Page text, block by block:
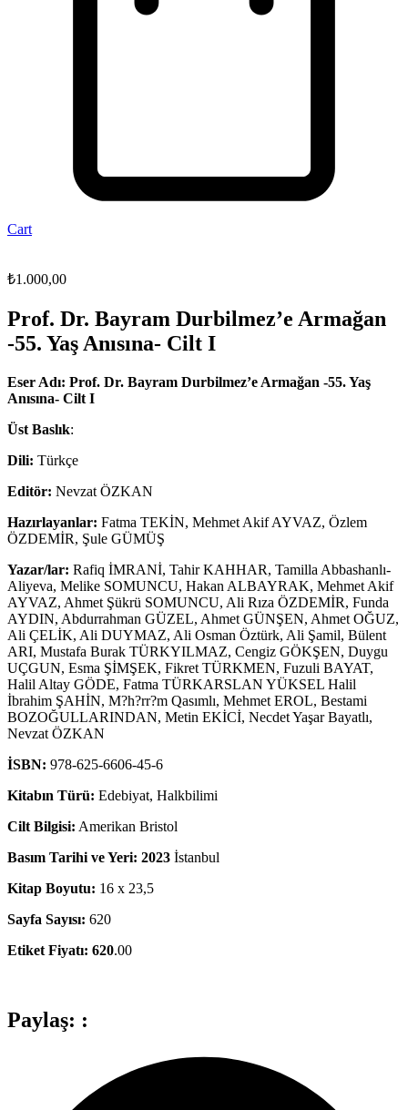
Cart
₺1.000,00
Prof. Dr. Bayram Durbilmez’e Armağan
-55. Yaş Anısına- Cilt I
Eser Adı: Prof. Dr. Bayram Durbilmez’e Armağan -55. Yaş
Anısına- Cilt I
Üst Baslık:
Dili: Türkçe
Editör: Nevzat ÖZKAN
Hazırlayanlar: Fatma TEKİN, Mehmet Akif AYVAZ, Özlem
ÖZDEMİR, Şule GÜMÜŞ
Yazar/lar: Rafiq İMRANİ, Tahir KAHHAR, Tamilla Abbashanlı-
Aliyeva, Melike SOMUNCU, Hakan ALBAYRAK, Mehmet Akif
AYVAZ, Ahmet Şükrü SOMUNCU, Ali Rıza ÖZDEMİR, Funda
AYDIN, Abdurrahman GÜZEL, Ahmet GÜNŞEN, Ahmet OĞUZ,
Ali ÇELİK, Ali DUYMAZ, Ali Osman Öztürk, Ali Şamil, Bülent
ARI, Mustafa Burak TÜRKYILMAZ, Cengiz GÖKŞEN, Duygu
UÇGUN, Esma ŞİMŞEK, Fikret TÜRKMEN, Fuzuli BAYAT,
Halil Altay GÖDE, Fatma TÜRKARSLAN YÜKSEL Halil
İbrahim ŞAHİN, M?h?rr?m Qasımlı, Mehmet EROL, Bestami
BOZOĞULLARINDAN, Metin EKİCİ, Necdet Yaşar Bayatlı,
Nevzat ÖZKAN
İSBN: 978-625-6606-45-6
Kitabın Türü: Edebiyat, Halkbilimi
Cilt Bilgisi: Amerikan Bristol
Basım Tarihi ve Yeri: 2023 İstanbul
Kitap Boyutu: 16 x 23,5
Sayfa Sayısı: 620
Etiket Fiyatı: 620.00
Paylaş: :